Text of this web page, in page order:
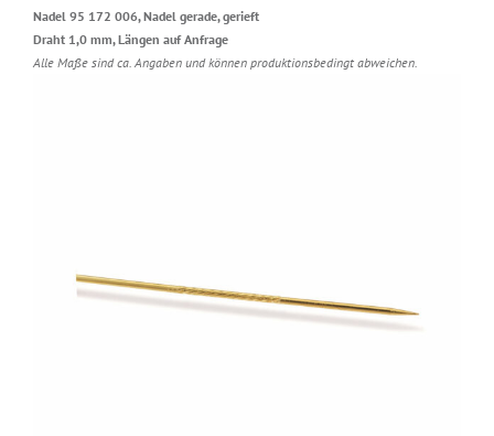
Nadel 95 172 006, Nadel gerade, gerieft
Draht 1,0 mm, Längen auf Anfrage
Alle Maße sind ca. Angaben und können produktionsbedingt abweichen.